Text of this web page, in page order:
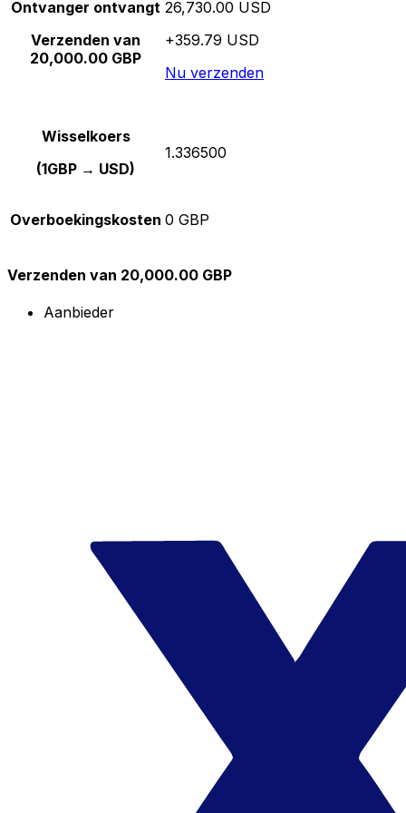
Ontvanger ontvangt
Verzenden van
20,000.00 GBP
26,730.00 USD
+359.79 USD
Nu verzenden
Wisselkoers
(1GBP → USD)
1.336500
Overboekingskosten 0 GBP
Verzenden van 20,000.00 GBP
Aanbieder